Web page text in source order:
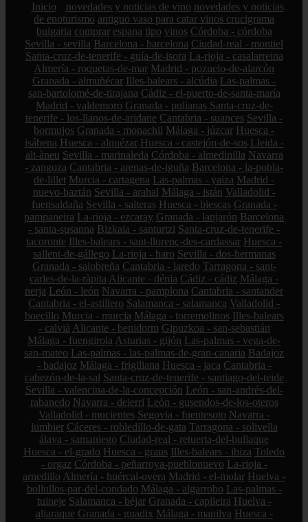
Inicio novedades y noticias de vino novedades y noticias
de enoturismo antiguo vaso para catar vinos crucigrama
bulgaria comprar espana tipo vinos Córdoba - córdoba
Sevilla - sevilla Barcelona - barcelona Ciudad-real - montiel
Santa-cruz-de-tenerife - guía-de-isora La-rioja - casalarreina
Almería - roquetas-de-mar Madrid - pozuelo-de-alarcón
Granada - almuñécar Illes-balears - alcúdia Las-palmas -
san-bartolomé-de-tirajana Cádiz - el-puerto-de-santa-maría
Madrid - valdemoro Granada - pulianas Santa-cruz-de-
tenerife - los-llanos-de-aridane Cantabria - suances Sevilla -
bormujos Granada - monachil Málaga - júzcar Huesca -
isábena Huesca - alquézar Huesca - castejón-de-sos Lleida -
alt-àneu Sevilla - marinaleda Córdoba - almedinilla Navarra
- zangoza Cantabria - arenas-de-iguña Barcelona - la-pobla-
de-lillet Murcia - cartagena Las-palmas - yaiza Madrid -
nuevo-baztán Sevilla - arahal Málaga - istán Valladolid -
fuensaldaña Sevilla - salteras Huesca - biescas Granada -
pampaneira La-rioja - ezcaray Granada - lanjarón Barcelona
- santa-susanna Bizkaia - santurtzi Santa-cruz-de-tenerife -
tacoronte Illes-balears - sant-llorenç-des-cardassar Huesca -
sallent-de-gállego La-rioja - haro Sevilla - dos-hermanas
Granada - salobreña Cantabria - laredo Tarragona - sant-
carles-de-la-ràpita Alicante - dénia Cádiz - cádiz Málaga -
nerja León - león Navarra - pamplona Cantabria - santander
Cantabria - el-astillero Salamanca - salamanca Valladolid -
boecillo Murcia - murcia Málaga - torremolinos Illes-balears
- calvià Alicante - benidorm Gipuzkoa - san-sebastián
Málaga - fuengirola Asturias - gijón Las-palmas - vega-de-
san-mateo Las-palmas - las-palmas-de-gran-canaria Badajoz
- badajoz Málaga - frigiliana Huesca - jaca Cantabria -
cabezón-de-la-sal Santa-cruz-de-tenerife - santiago-del-teide
Sevilla - valencina-de-la-concepción León - san-andrés-del-
rabanedo Navarra - deierri León - gusendos-de-los-oteros
Valladolid - mucientes Segovia - fuentesoto Navarra -
lumbier Cáceres - robledillo-de-gata Tarragona - solivella
álava - samaniego Ciudad-real - retuerta-del-bullaque
Huesca - el-grado Huesca - graus Illes-balears - ibiza Toledo
- orgaz Córdoba - peñarroya-pueblonuevo La-rioja -
arnedillo Almería - huércal-overa Madrid - el-molar Huelva -
bollullos-par-del-condado Málaga - algarrobo Las-palmas -
tuineje Salamanca - béjar Granada - capileira Huelva -
aljaraque Granada - guadix Málaga - manilva Huesca -